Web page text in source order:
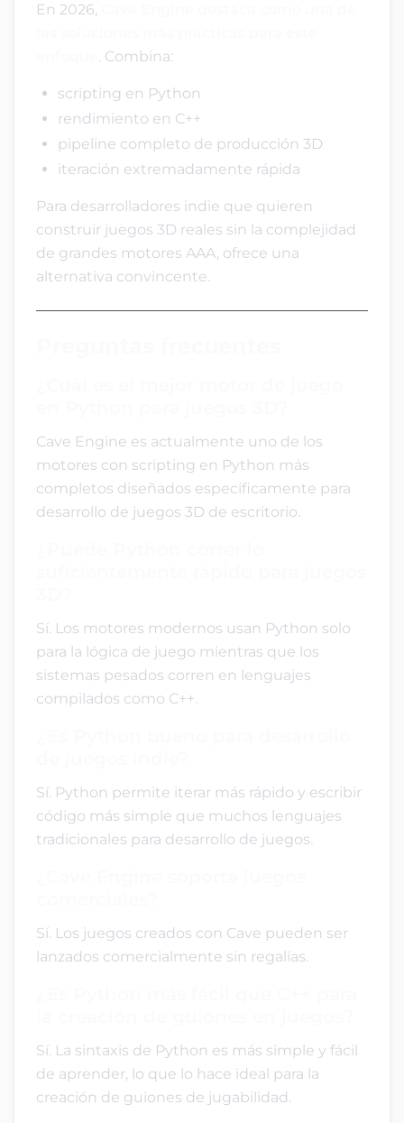
En 2026,
. Combina:
scripting en Python
rendimiento en C++
pipeline completo de producción 3D
iteración extremadamente rápida
Para desarrolladores indie que quieren
construir juegos 3D reales sin la complejidad
de grandes motores AAA, ofrece una
alternativa convincente.
Cave Engine es actualmente uno de los
motores con scripting en Python más
completos diseñados específicamente para
desarrollo de juegos 3D de escritorio.
Sí. Los motores modernos usan Python solo
para la lógica de juego mientras que los
sistemas pesados corren en lenguajes
compilados como C++.
Sí. Python permite iterar más rápido y escribir
código más simple que muchos lenguajes
tradicionales para desarrollo de juegos.
Sí. Los juegos creados con Cave pueden ser
lanzados comercialmente sin regalías.
Sí. La sintaxis de Python es más simple y fácil
de aprender, lo que lo hace ideal para la
creación de guiones de jugabilidad.